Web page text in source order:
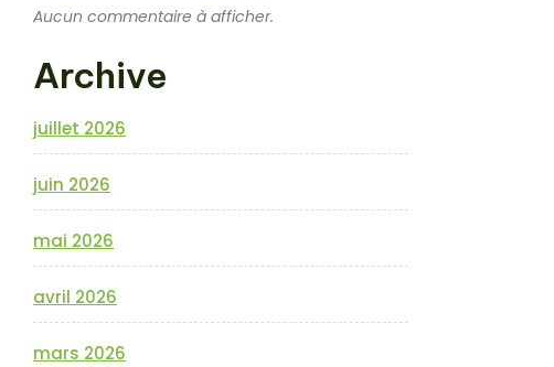
Aucun commentaire à afficher.
Archive
juillet 2026
juin 2026
mai 2026
avril 2026
mars 2026